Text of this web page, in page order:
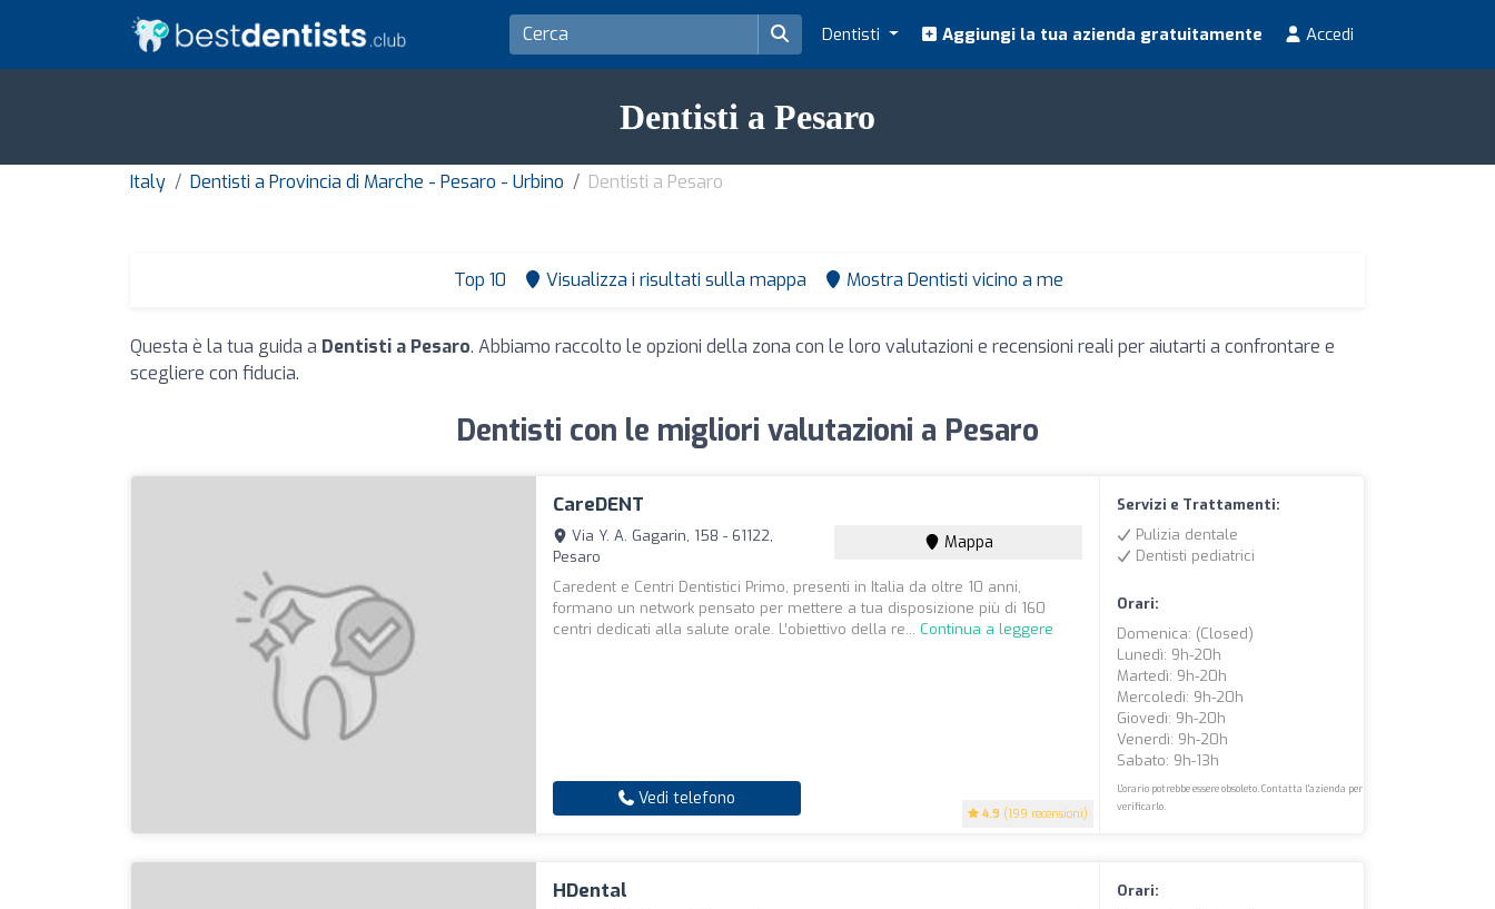
Dentisti Aggiungi la tua azienda gratuitamente Accedi
Dentisti a Pesaro
Italy Dentisti a Provincia di Marche - Pesaro - Urbino Dentisti a Pesaro
Top 10 Visualizza i risultati sulla mappa Mostra Dentisti vicino a me
Questa è la tua guida a Dentisti a Pesaro. Abbiamo raccolto le opzioni della zona con le loro valutazioni e recensioni reali per aiutarti a confrontare e
scegliere con fiducia.
Dentisti con le migliori valutazioni a Pesaro
CareDENT
4.9 (199 recensioni)
Via Y. A. Gagarin, 158 - 61122,
Pesaro
Mappa
Caredent e Centri Dentistici Primo, presenti in Italia da oltre 10 anni,
formano un network pensato per mettere a tua disposizione più di 160
centri dedicati alla salute orale. L’obiettivo della re... Continua a leggere
Vedi telefono
Servizi e Trattamenti:
Pulizia dentale
Dentisti pediatrici
Orari:
Domenica: (closed)
Lunedì: 9h-20h
Martedì: 9h-20h
Mercoledì: 9h-20h
Giovedì: 9h-20h
Venerdì: 9h-20h
Sabato: 9h-13h
L'orario potrebbe essere obsoleto. Contatta l'azienda per
verificarlo.
HDental
Orari: